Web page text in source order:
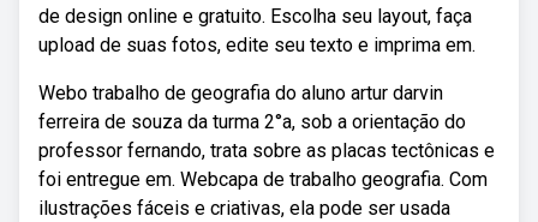
de design online e gratuito. Escolha seu layout, faça
upload de suas fotos, edite seu texto e imprima em.
Webo trabalho de geografia do aluno artur darvin
ferreira de souza da turma 2°a, sob a orientação do
professor fernando, trata sobre as placas tectônicas e
foi entregue em. Webcapa de trabalho geografia. Com
ilustrações fáceis e criativas, ela pode ser usada